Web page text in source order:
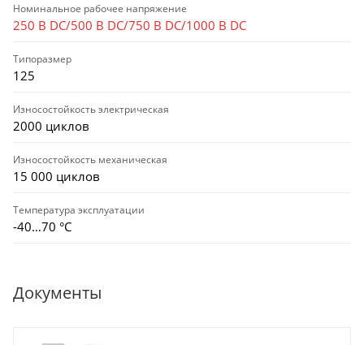
Номинальное рабочее напряжение
250 В DC/500 В DC/750 В DC/1000 В DC
Типоразмер
125
Износостойкость электрическая
2000 циклов
Износостойкость механическая
15 000 циклов
Температура эксплуатации
-40…70 °C
Документы